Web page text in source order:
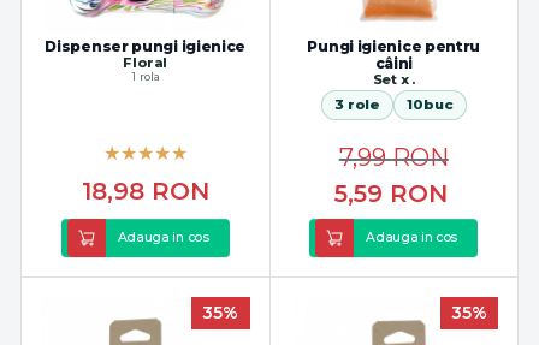
Dispenser pungi igienice
Floral
1 rola
18,98 RON
Adauga in cos
Pungi igienice pentru
câini
Set x .
3 role
10buc
5,59 RON
7,99RON
Adauga in cos
35% 35%